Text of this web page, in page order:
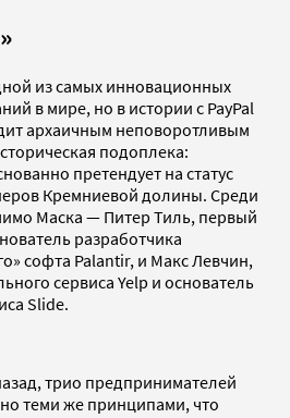
из самых инновационных
в мире, но в истории с PayPal
архаичным неповоротливым
подоплека:
претендует на статус
Кремниевой долины. Среди
Маска — Питер Тиль, первый
разработчика
софта Palantir, и Макс Левчин,
сервиса Yelp и основатель
Slide.
трио предпринимателей
теми же принципами, что